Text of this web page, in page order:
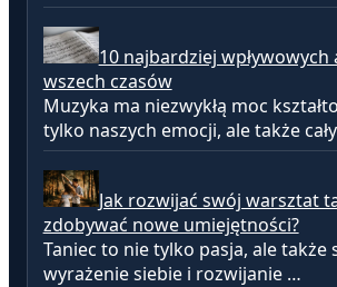
10 najbardziej
wszech czasów
Muzyka ma niezwykłą moc
tylko naszych emocji, ale także
Jak rozwijać swój warsztat
zdobywać nowe umiejętności?
Taniec to nie tylko pasja, ale także
wyrażenie siebie i rozwijanie …